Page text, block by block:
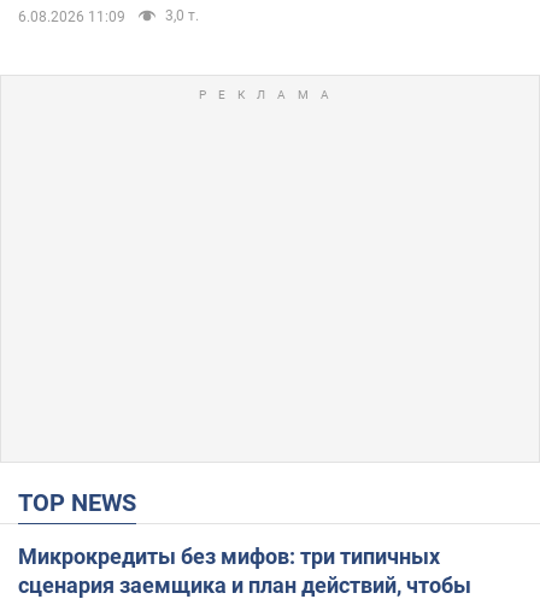
6.08.2026 11:09 3,0 т.
TOP NEWS
Микрокредиты без мифов: три типичных
сценария заемщика и план действий, чтобы